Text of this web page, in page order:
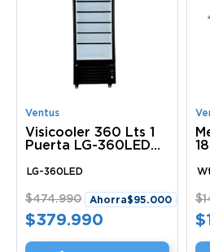
Ventus
Visicooler 360 Lts 1
Puerta LG-360LED
LG-360LED
$474.990 Ahorra$95.000
$379.990
$
$